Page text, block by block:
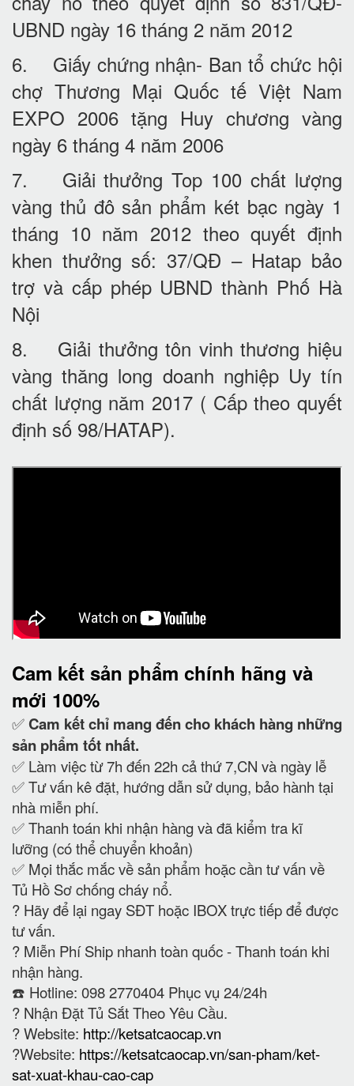
UBND ngày 16 tháng 2 năm 2012
6. Giấy chứng nhận- Ban tổ chức hội
chợ Thương Mại Quốc tế Việt Nam
EXPO 2006 tặng Huy chương vàng
ngày 6 tháng 4 năm 2006
7. Giải thưởng Top 100 chất lượng
vàng thủ đô sản phẩm két bạc ngày 1
tháng 10 năm 2012 theo quyết định
khen thưởng số: 37/QĐ – Hatap bảo
trợ và cấp phép UBND thành Phố Hà
Nội
8. Giải thưởng tôn vinh thương hiệu
vàng thăng long doanh nghiệp Uy tín
chất lượng năm 2017 ( Cấp theo quyết
định số 98/HATAP).
Cam kết sản phẩm chính hãng và
mới 100%
✅ Cam kếtchỉ mang đến cho khách hàng những
sản phẩm tốt nhất.
✅ Làm việc từ 7h đến 22h cả thứ 7,CN và ngày lễ
✅ Tư vấn kê đặt, hướng dẫn sử dụng, bảo hành tại
nhà miễn phí.
✅ Thanh toán khi nhận hàng và đã kiểm tra kĩ
lưỡng (có thể chuyển khoản)
✅ Mọi thắc mắc về sản phẩm hoặc cần tư vấn về
Tủ Hồ Sơ chống cháy nổ.
? Hãy để lại ngay SĐT hoặc IBOX trực tiếp để được
tư vấn.
? Miễn Phí Ship nhanh toàn quốc - Thanh toán khi
nhận hàng.
☎️ Hotline: 098 2770404 Phục vụ 24/24h
? Nhận Đặt Tủ Sắt Theo Yêu Cầu.
? Website: http://ketsatcaocap.vn
?Website: https://ketsatcaocap.vn/san-pham/ket-
sat-xuat-khau-cao-cap